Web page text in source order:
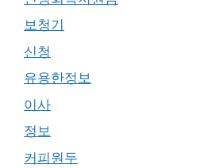
보청기
신청
유용한정보
이사
정보
커피원두